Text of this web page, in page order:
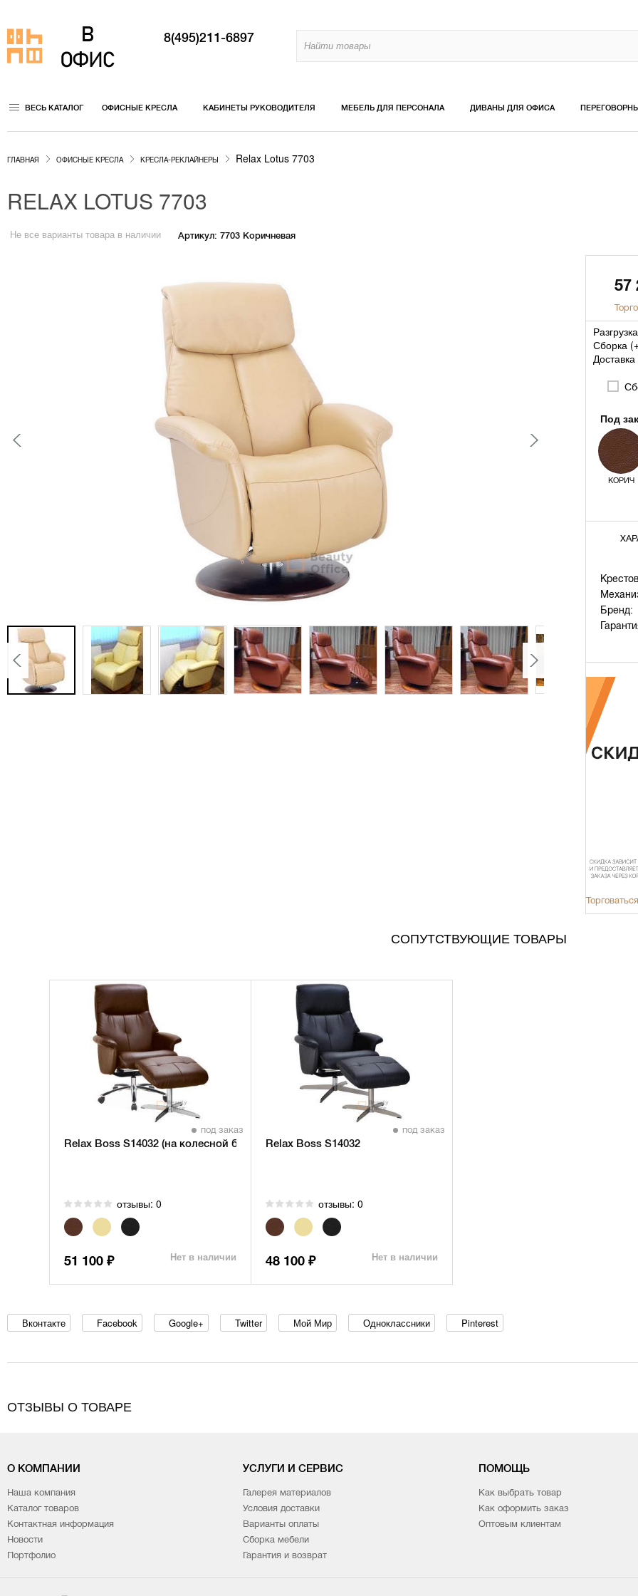
8(495)211-6897
ВЕСЬ КАТАЛОГ ОФИСНЫЕ КРЕСЛА КАБИНЕТЫ РУКОВОДИТЕЛЯ МЕБЕЛЬ ДЛЯ ПЕРСОНАЛА ДИВАНЫ ДЛЯ ОФИСА
ГЛАВНАЯ ОФИСНЫЕ КРЕСЛА КРЕСЛА-РЕКЛАЙНЕРЫ Relax Lotus 7703
RELAX LOTUS 7703
Не все варианты товара в наличии Артикул: 7703 Коричневая
57
Сборка
Доставка
Под
КОРИЧ
Бренд:
СОПУТСТВУЮЩИЕ ТОВАРЫ
под заказ
Relax Boss S14032 (на колесной базе)
отзывы: 0
51 100 ₽ Нет в наличии
под заказ
Relax Boss S14032
отзывы: 0
48 100 ₽ Нет в наличии
Вконтакте Facebook Google+ Twitter Мой Мир Одноклассники Pinterest
ОТЗЫВЫ О ТОВАРЕ
О КОМПАНИИ
Наша компания
Каталог товаров
Контактная информация
Новости
Портфолио
УСЛУГИ И СЕРВИС
Галерея материалов
Условия доставки
Варианты оплаты
Сборка мебели
Гарантия и возврат
ПОМОЩЬ
Как выбрать товар
Как оформить заказ
Оптовым клиентам